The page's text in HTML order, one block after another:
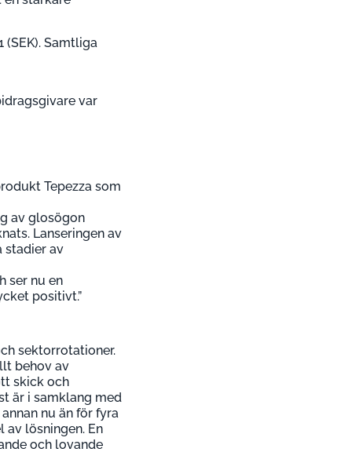
(SEK). Samtliga
var
Tepezza som
av glosögon
Lanseringen av
stadier av
ser nu en
positivt.”
sektorrotationer.
behov av
skick och
är i samklang med
nu än för fyra
av lösningen. En
och lovande